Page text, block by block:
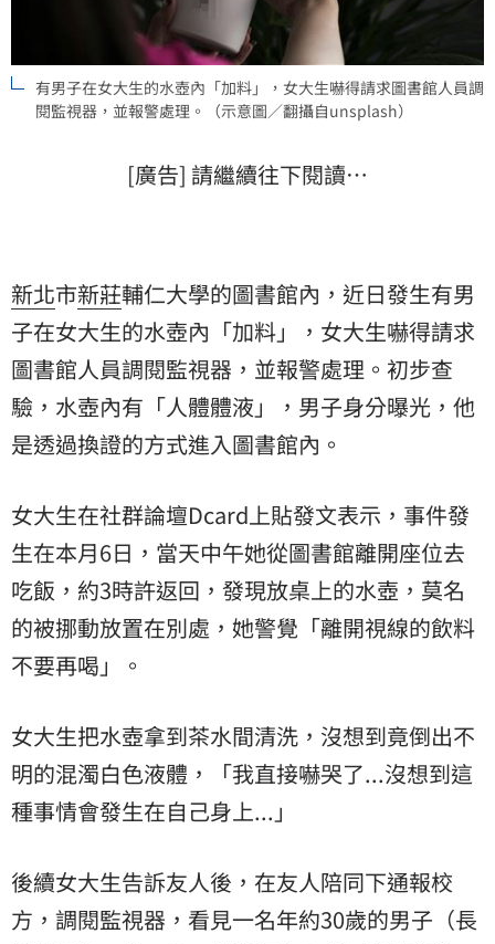
有男子在女大生的水壺內「加料」，女大生嚇得請求圖書館人員調
閱監視器，並報警處理。（示意圖／翻攝自unsplash）
[廣告] 請繼續往下閱讀…
新北市新莊輔仁大學的圖書館內，近日發生有男
子在女大生的水壺內「加料」，女大生嚇得請求
圖書館人員調閱監視器，並報警處理。初步查
驗，水壺內有「人體體液」，男子身分曝光，他
是透過換證的方式進入圖書館內。
女大生在社群論壇Dcard上貼發文表示，事件發
生在本月6日，當天中午她從圖書館離開座位去
吃飯，約3時許返回，發現放桌上的水壺，莫名
的被挪動放置在別處，她警覺「離開視線的飲料
不要再喝」。
女大生把水壺拿到茶水間清洗，沒想到竟倒出不
明的混濁白色液體，「我直接嚇哭了...沒想到這
種事情會發生在自己身上...」
後續女大生告訴友人後，在友人陪同下通報校
方，調閱監視器，看見一名年約30歲的男子（長